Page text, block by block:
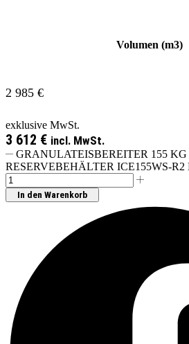
Volumen (m3)
2 985 €
exklusive MwSt.
3 612 € incl. MwSt.
GRANULATEISBEREITER 155
RESERVEBEHÄLTER ICE155WS-R2
In den Warenkorb